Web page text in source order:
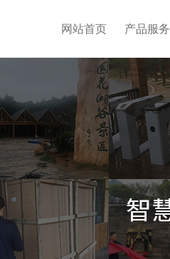
网站首页 产品服务